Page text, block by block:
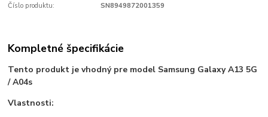
Číslo produktu: SN8949872001359
Kompletné špecifikácie
Tento produkt je vhodný pre model Samsung Galaxy A13 5G
/ A04s
Vlastnosti: